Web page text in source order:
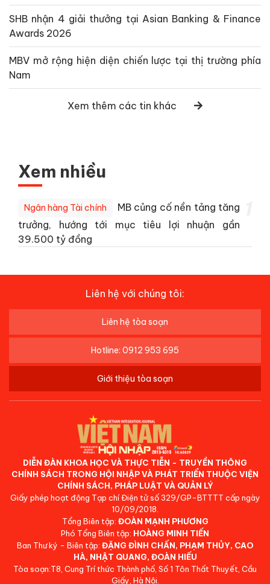
SHB nhận 4 giải thưởng tại Asian Banking & Finance
Awards 2026
MBV mở rộng hiện diện chiến lược tại thị trường phía
Nam
Xem thêm các tin khác
Xem nhiều
Ngân hàng Tài chính
MB củng cố nền tảng tăng
trưởng, hướng tới mục tiêu lợi nhuận gần
39.500 tỷ đồng
Liên hệ với chúng tôi:
Liên hệ tòa soạn
Hotline: 0912 953 695
Giới thiệu tòa soạn
DIỄN ĐÀN KHOA HỌC VÀ THỰC TIỄN - TRUYỀN THÔNG
CHÍNH SÁCH TRONG HỘI NHẬP VÀ PHÁT TRIỂN THUỘC VIỆN
CHÍNH SÁCH, PHÁP LUẬT VÀ QUẢN LÝ
Giấy phép hoạt động Tạp chí Điện tử số 329/GP-BTTTT cấp ngày
10/09/2018.
Tổng Biên tập: ĐOÀN MẠNH PHƯƠNG
Phó Tổng Biên tập: HOÀNG MINH TIẾN
Ban Thư ký - Biên tập: ĐẶNG ĐÌNH CHẤN, PHẠM THỦY, CAO
HÀ, NHẬT QUANG, ĐOÀN HIẾU
Tòa soạn:T8, Cung Trí thức Thành phố, Số 1 Tôn Thất Thuyết, Cầu
Giấy, Hà Nội.